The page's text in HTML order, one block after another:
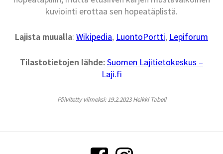
kuviointi erottaa sen hopeatäplistä.
Lajista muualla: Wikipedia, LuontoPortti, Lepiforum
Tilastotietojen lähde:Suomen Lajitietokeskus –
Laji.fi
Päivitetty viimeksi: 19.2.2023 Heikki Tabell